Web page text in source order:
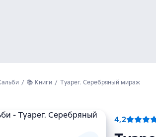
📚 Книги Туарег. Серебряный мираж
4,2